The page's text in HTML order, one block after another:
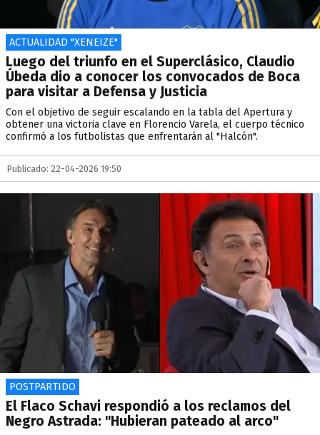
ACTUALIDAD "XENEIZE"
Luego del triunfo en el Superclásico, Claudio
Úbeda dio a conocer los convocados de Boca
para visitar a Defensa y Justicia
Con el objetivo de seguir escalando en la tabla del Apertura y
obtener una victoria clave en Florencio Varela, el cuerpo técnico
confirmó a los futbolistas que enfrentarán al "Halcón".
Publicado: 22-04-2026 19:50
POSTPARTIDO
El Flaco Schavi respondió a los reclamos del
Negro Astrada: "Hubieran pateado al arco"